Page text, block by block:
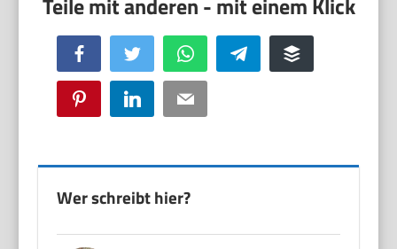
Facebook Twitter WhatsApp Telegram Buffer
Pinterest LinkedIn Email
Wer schreibt hier?